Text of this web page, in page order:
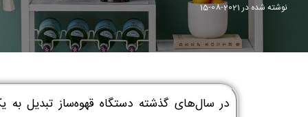
نوشته شده در2021-08-15
در سال‌های گذشته دستگاه قهوه‌ساز تبدیل به